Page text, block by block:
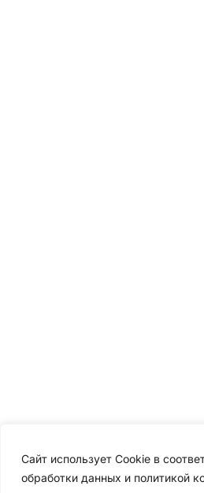
Сайт использует Cookie в
обработки данных и политикой